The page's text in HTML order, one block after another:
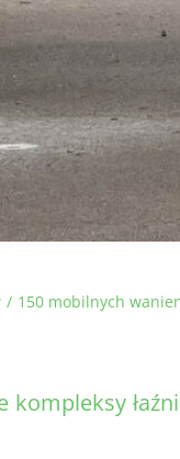
150 mobilnych
kompleksy